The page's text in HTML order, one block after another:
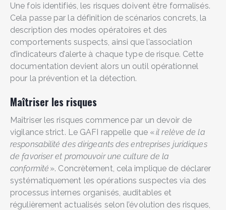
Une fois identifiés, les risques doivent être formalisés.
Cela passe par la définition de scénarios concrets, la
description des modes opératoires et des
comportements suspects, ainsi que l’association
d’indicateurs d’alerte à chaque type de risque. Cette
documentation devient alors un outil opérationnel
pour la prévention et la détection.
Maîtriser les risques
Maîtriser les risques commence par un devoir de
vigilance strict. Le GAFI rappelle que «il relève de la
responsabilité des dirigeants des entreprises juridiques
de favoriser et promouvoir une culture de la
conformité ». Concrètement, cela implique de déclarer
systématiquement les opérations suspectes via des
processus internes organisés, auditables et
régulièrement actualisés selon l’évolution des risques,